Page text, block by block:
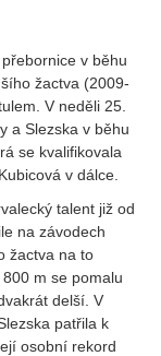
v běhu
žactva (2009-
V neděli 25.
a Slezska v běhu
se kvalifikovala
v dálce.
talent již od
na závodech
žactva na to
m se pomalu
delší. V
patřila k
osobní rekord